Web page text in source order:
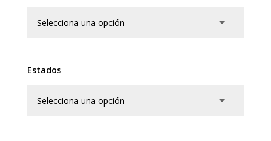
Estados